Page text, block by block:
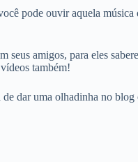
pode ouvir aquela música
seus amigos, para eles
também!
de dar uma olhadinha no blog